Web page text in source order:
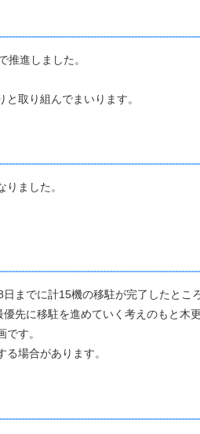
進しました。
取り組んでまいります。
ました。
までに計15機の移駐が完了したところ
先に移駐を進めていく考えのもと木
す。
場合があります。